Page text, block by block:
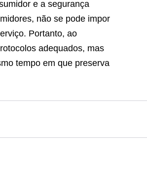
e a segurança
não se pode impor
Portanto, ao
adequados, mas
tempo em que preserva